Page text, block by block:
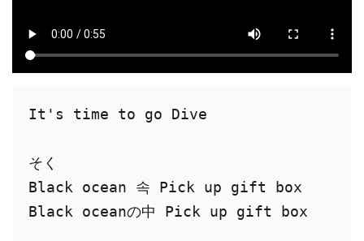
It's time to go Dive
そく
Black ocean 속 Pick up gift box
Black oceanの中 Pick up gift box